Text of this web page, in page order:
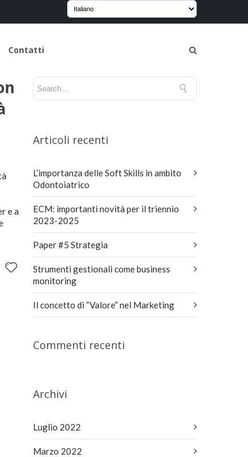
Contatti
e a
Articoli recenti
L’importanza delle Soft Skills in ambito
Odontoiatrico
ECM: importanti novità per il triennio
2023-2025
Paper #5 Strategia
Strumenti gestionali come business
monitoring
Il concetto di “Valore” nel Marketing
Commenti recenti
Archivi
Luglio 2022
Marzo 2022